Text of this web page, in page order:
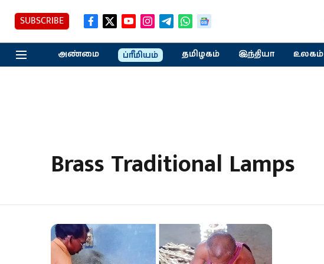
SUBSCRIBE
அண்மை ப்ரீமியம் தமிழகம் இந்தியா உலகம்
Brass Traditional Lamps